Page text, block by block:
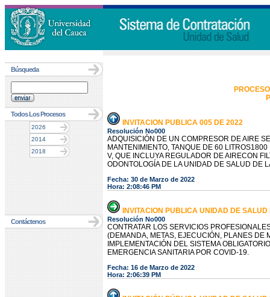
Búsqueda
Todos Los Procesos
2026
2014
2018
Contáctenos
INVITACION PUBLICA 005 DE 2022
Resolución No000
ADQUISICIÓN DE UN COMPRESOR DE AIRE
MANTENIMIENTO, TANQUE DE 60
V, QUE INCLUYA REGULADOR DE AIRECON
ODONTOLOGÍA DE LA UNIDAD DE SALUD DE
Fecha: 30 de Marzo de 2022
Hora: 2:08:46 PM
INVITACION PUBLICA UNIDAD DE
Resolución No000
CONTRATAR LOS SERVICIOS
(DEMANDA, METAS, EJECUCIÓN, PLANES DE
IMPLEMENTACIÓN DEL SISTEMA
EMERGENCIA SANITARIA POR COVID-19.
Fecha: 16 de Marzo de 2022
Hora: 2:06:39 PM